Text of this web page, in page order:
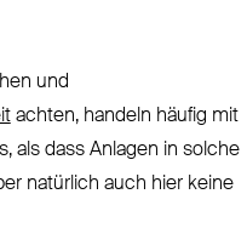
und
achten, handeln häufig mit
als dass Anlagen in solche
natürlich auch hier keine